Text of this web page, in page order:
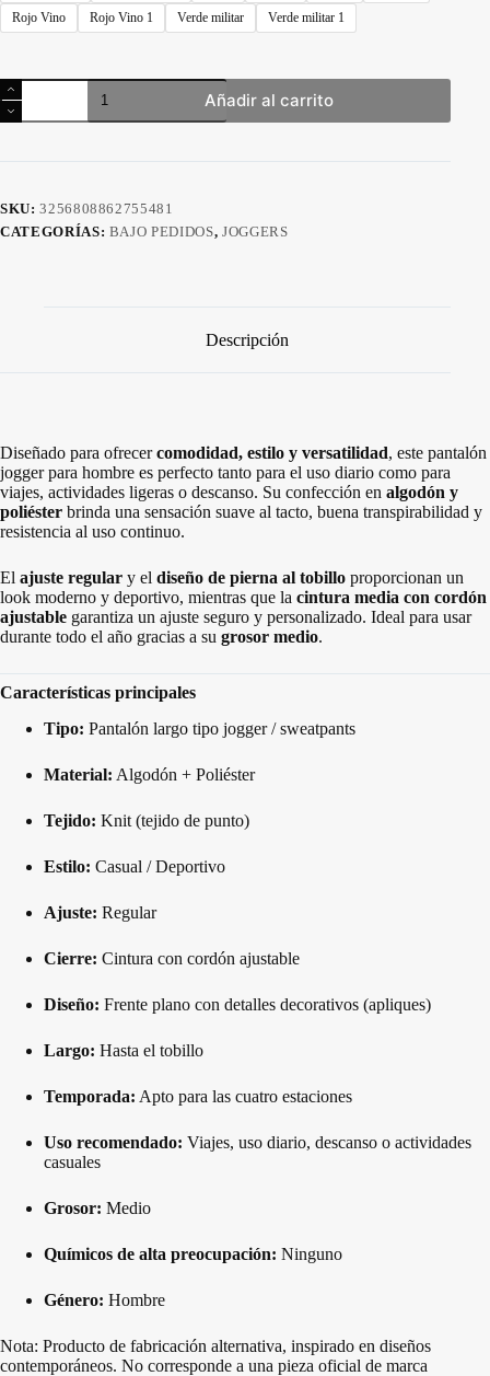
Rojo Vino
Rojo Vino 1 Verde militar Verde militar 1
Pantalón
Jogger
Deportivo
YoungLA
cantidad
Añadir al carrito
SKU:3256808862755481
CATEGORÍAS: BAJO PEDIDOS, JOGGERS
Descripción
Diseñado para ofrecercomodidad, estilo y versatilidad, este pantalón
jogger para hombre es perfecto tanto para el uso diario como para
viajes, actividades ligeras o descanso. Su confección en algodón y
poliéster brinda una sensación suave al tacto, buena transpirabilidad y
resistencia al uso continuo.
El ajuste regular y el diseño de pierna al tobillo proporcionan un
look moderno y deportivo, mientras que la cintura media con cordón
ajustable garantiza un ajuste seguro y personalizado. Ideal para usar
durante todo el año gracias a su grosor medio.
Características principales
Tipo: Pantalón largo tipo jogger / sweatpants
Material: Algodón + Poliéster
Tejido: Knit (tejido de punto)
Estilo: Casual / Deportivo
Ajuste: Regular
Cierre: Cintura con cordón ajustable
Diseño: Frente plano con detalles decorativos (apliques)
Largo: Hasta el tobillo
Temporada: Apto para las cuatro estaciones
Uso recomendado: Viajes, uso diario, descanso o actividades
casuales
Grosor: Medio
Químicos de alta preocupación: Ninguno
Género: Hombre
Nota: Producto de fabricación alternativa, inspirado en diseños
contemporáneos. No corresponde a una pieza oficial de marca